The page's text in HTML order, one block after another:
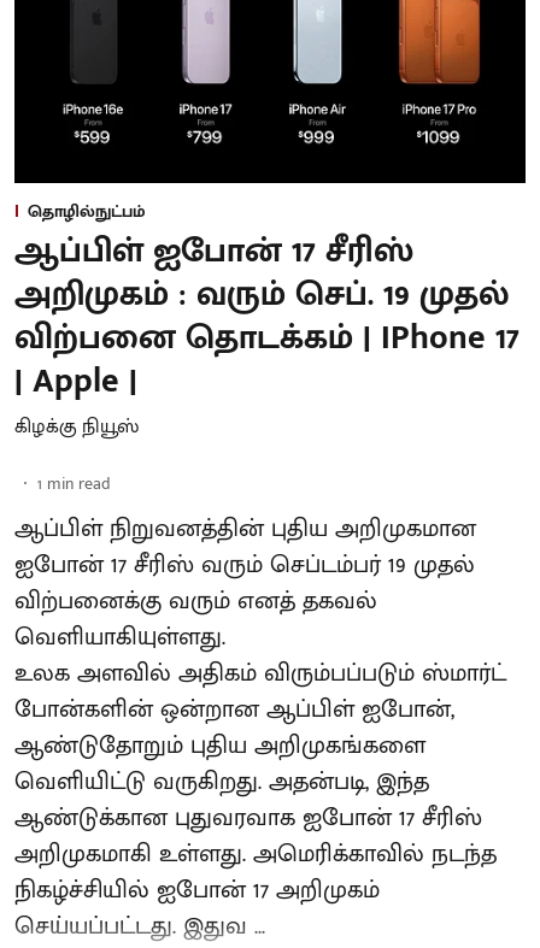
தொழில்நுட்பம்
ஆப்பிள் ஐபோன் 17 சீரிஸ்
அறிமுகம் : வரும் செப். 19 முதல்
விற்பனை தொடக்கம் | IPhone 17
| Apple |
கிழக்கு நியூஸ்
1 min read
ஆப்பிள் நிறுவனத்தின் புதிய அறிமுகமான
ஐபோன் 17 சீரிஸ் வரும் செப்டம்பர் 19 முதல்
விற்பனைக்கு வரும் எனத் தகவல்
வெளியாகியுள்ளது.
உலக அளவில் அதிகம் விரும்பப்படும் ஸ்மார்ட்
போன்களின் ஒன்றான ஆப்பிள் ஐபோன்,
ஆண்டுதோறும் புதிய அறிமுகங்களை
வெளியிட்டு வருகிறது. அதன்படி, இந்த
ஆண்டுக்கான புதுவரவாக ஐபோன் 17 சீரிஸ்
அறிமுகமாகி உள்ளது. அமெரிக்காவில் நடந்த
நிகழ்ச்சியில் ஐபோன் 17 அறிமுகம்
செய்யப்பட்டது. இதுவ ...